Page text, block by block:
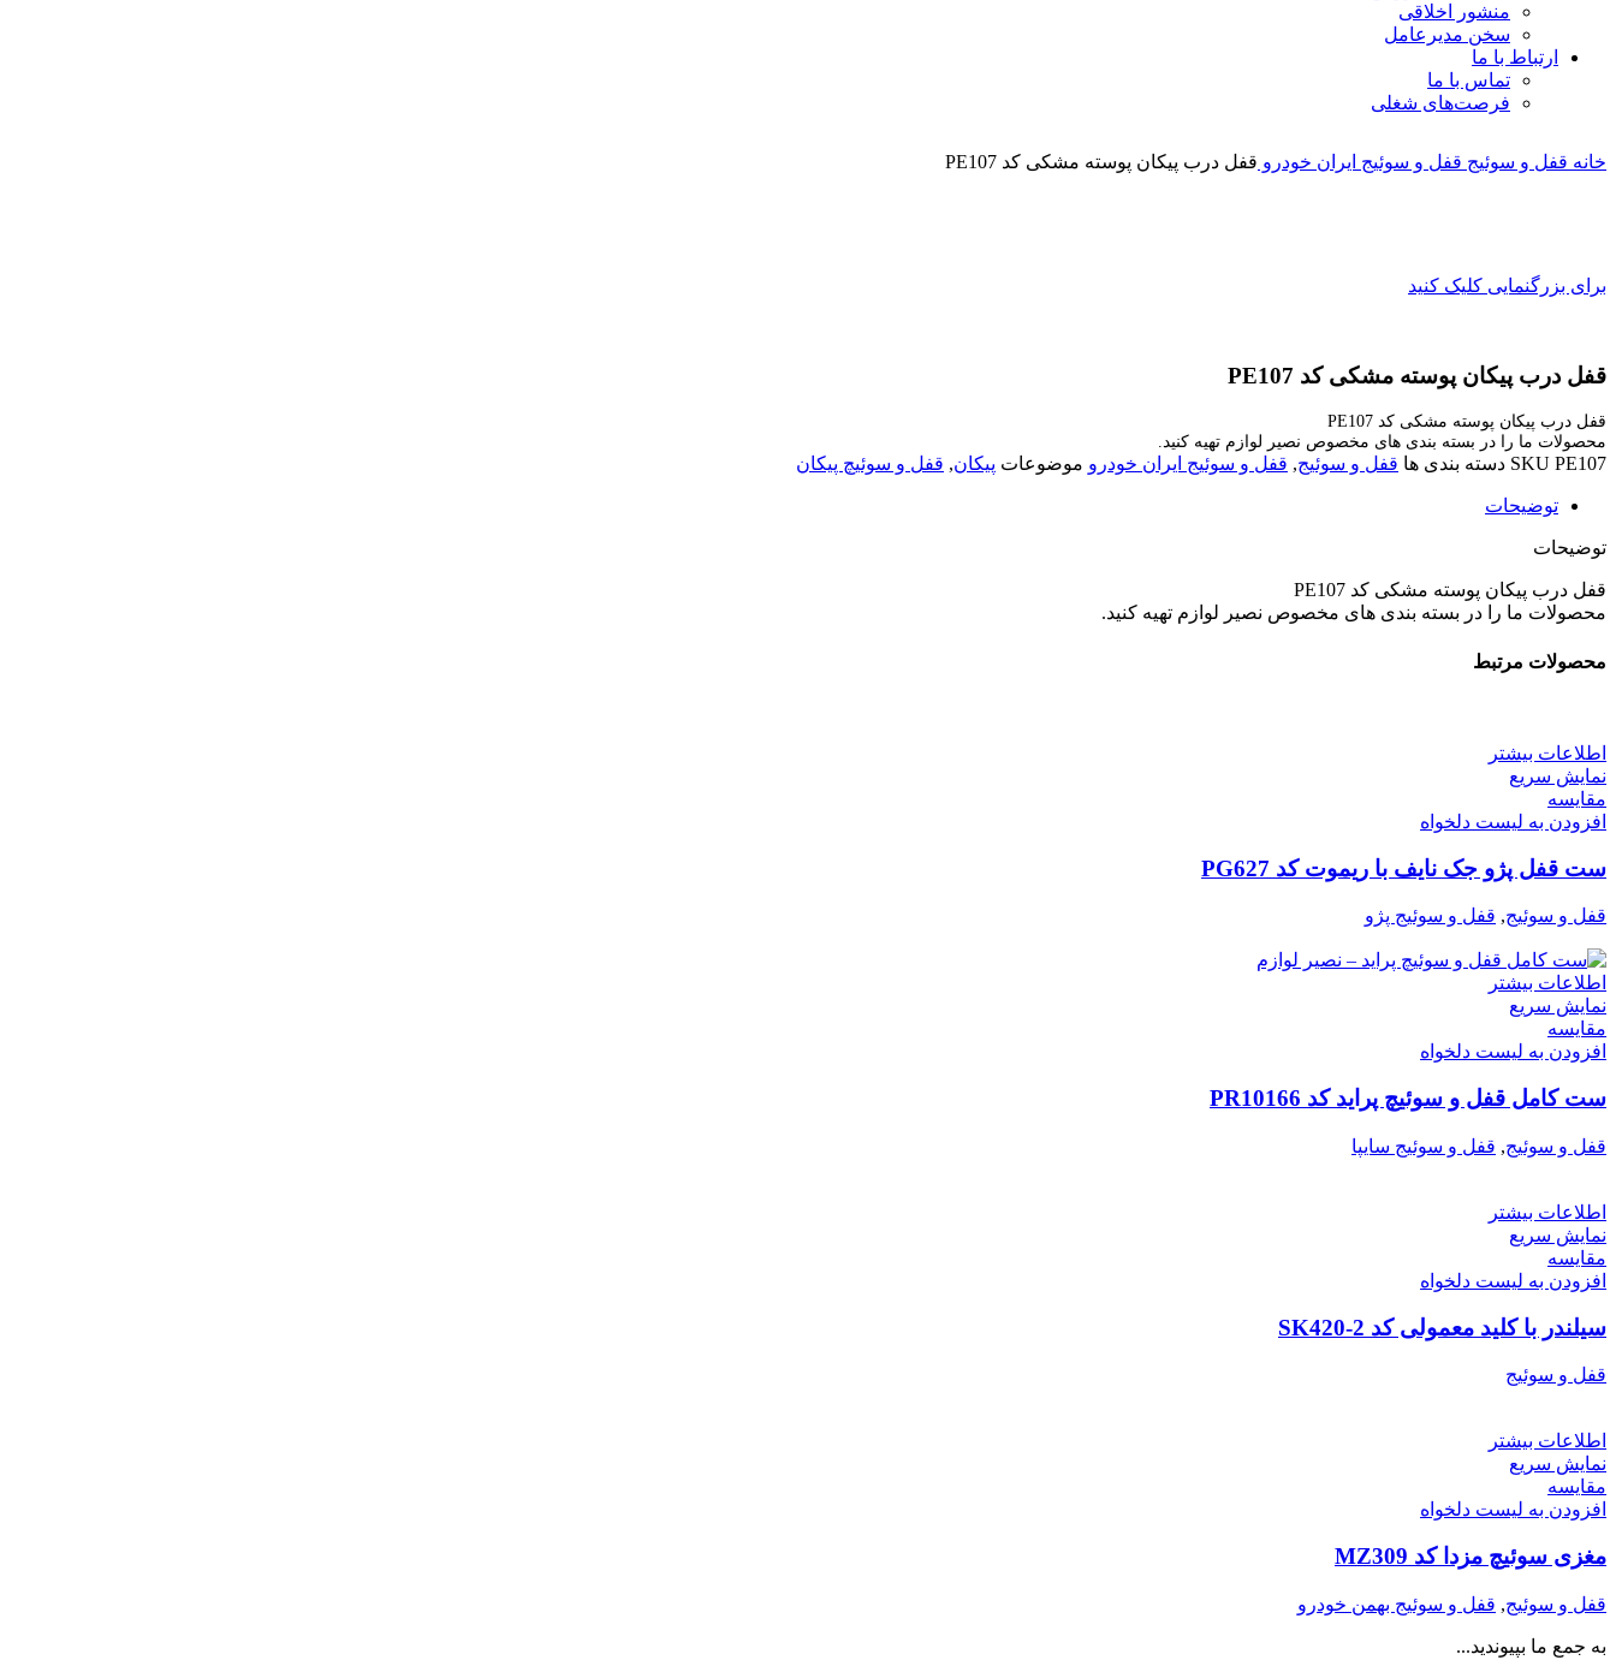
منشور اخلاقی
سخن مدیرعامل
ارتباط با ما
تماس با ما
فرصت‌های شغلی
خانه قفل و سوئیج قفل و سوئیج ایران خودرو قفل درب پیکان پوسته مشکی کد PE107
برای بزرگنمایی کلیک کنید
قفل درب پیکان پوسته مشکی کد PE107
قفل درب پیکان پوسته مشکی کد PE107
محصولات ما را در بسته بندی های مخصوص نصیر لوازم تهیه کنید.
SKU PE107 دسته بندی ها قفل و سوئیج, قفل و سوئیج ایران خودرو موضوعات پیکان, قفل و سوئیچ پیکان
توضیحات
توضیحات
قفل درب پیکان پوسته مشکی کد PE107
محصولات ما را در بسته بندی های مخصوص نصیر لوازم تهیه کنید.
محصولات مرتبط
اطلاعات بیشتر
نمایش سریع
مقایسه
افزودن به لیست دلخواه
ست قفل پژو جک نایف با ریموت کد PG627
قفل و سوئیج, قفل و سوئیج پژو
اطلاعات بیشتر
نمایش سریع
مقایسه
افزودن به لیست دلخواه
ست کامل قفل و سوئیچ پراید کد PR10166
قفل و سوئیج, قفل و سوئیج سایپا
اطلاعات بیشتر
نمایش سریع
مقایسه
افزودن به لیست دلخواه
سیلندر با کلید معمولی کد SK420-2
قفل و سوئیج
اطلاعات بیشتر
نمایش سریع
مقایسه
افزودن به لیست دلخواه
مغزی سوئیچ مزدا کد MZ309
قفل و سوئیج, قفل و سوئیج بهمن خودرو
به جمع ما بپیوندید...